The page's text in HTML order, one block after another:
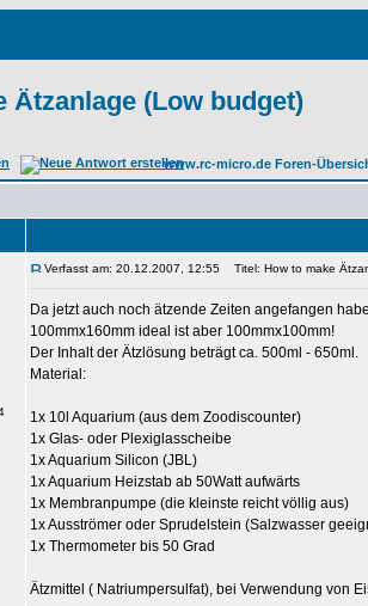
Ätzanlage (Low budget)
www.rc-micro.de Foren-
Verfasst am: 20.12.2007, 12:55 Titel: How to make
Da jetzt auch noch ätzende Zeiten angefangen
100mmx160mm ideal ist aber 100mmx100mm!
Der Inhalt der Ätzlösung beträgt ca. 500ml - 650ml.
Material:
1x 10l Aquarium (aus dem Zoodiscounter)
1x Glas- oder Plexiglasscheibe
1x Aquarium Silicon (JBL)
1x Aquarium Heizstab ab 50Watt aufwärts
1x Membranpumpe (die kleinste reicht völlig aus)
1x Ausströmer oder Sprudelstein (Salzwasser
1x Thermometer bis 50 Grad
Ätzmittel ( Natriumpersulfat), bei Verwendung von